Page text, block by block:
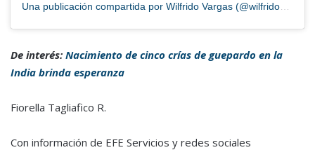
De interés: Nacimiento de cinco crías de guepardo en la
India brinda esperanza
Fiorella Tagliafico R.
Con información de EFE Servicios y redes sociales